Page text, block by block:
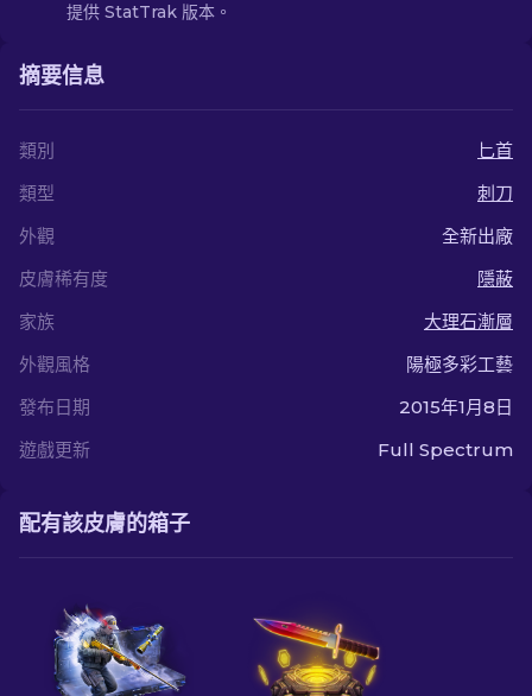
提供 StatTrak 版本。
摘要信息
類別
匕首
類型
刺刀
外觀
全新出廠
皮膚稀有度
隱蔽
家族
大理石漸層
外觀風格
陽極多彩工藝
發布日期
2015年1月8日
遊戲更新
Full Spectrum
配有該皮膚的箱子